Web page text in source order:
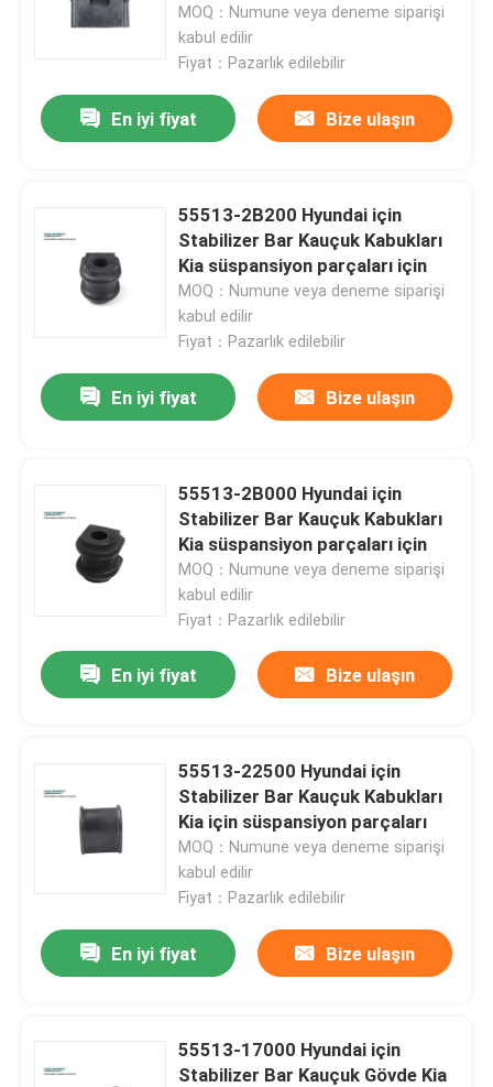
MOQ：Numune veya deneme siparişi
kabul edilir
Fiyat：Pazarlık edilebilir
En iyi fiyat Bize ulaşın
55513-2B200 Hyundai için
Stabilizer Bar Kauçuk Kabukları
Kia süspansiyon parçaları için
MOQ：Numune veya deneme siparişi
kabul edilir
Fiyat：Pazarlık edilebilir
En iyi fiyat Bize ulaşın
55513-2B000 Hyundai için
Stabilizer Bar Kauçuk Kabukları
Kia süspansiyon parçaları için
MOQ：Numune veya deneme siparişi
kabul edilir
Fiyat：Pazarlık edilebilir
En iyi fiyat Bize ulaşın
55513-22500 Hyundai için
Stabilizer Bar Kauçuk Kabukları
Kia için süspansiyon parçaları
MOQ：Numune veya deneme siparişi
kabul edilir
Fiyat：Pazarlık edilebilir
En iyi fiyat Bize ulaşın
55513-17000 Hyundai için
Stabilizer Bar Kauçuk Gövde Kia